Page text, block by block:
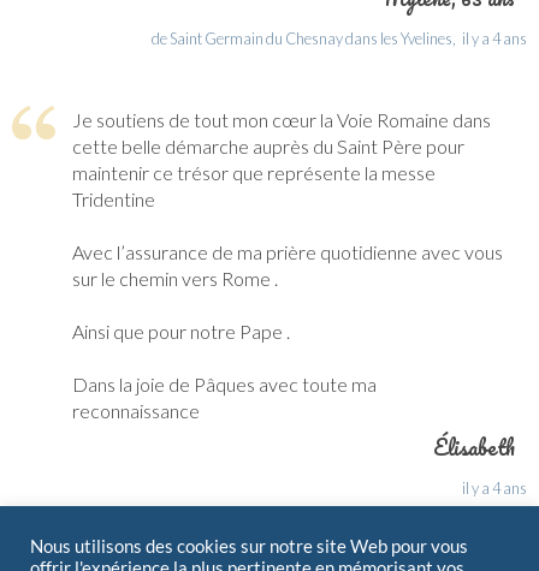
de Saint Germain du Chesnay dans les Yvelines, il y a 4 ans
Je soutiens de tout mon cœur la Voie Romaine dans
cette belle démarche auprès du Saint Père pour
maintenir ce trésor que représente la messe
Tridentine
Avec l’assurance de ma prière quotidienne avec vous
sur le chemin vers Rome .
Ainsi que pour notre Pape .
Dans la joie de Pâques avec toute ma
reconnaissance
Élisabeth
il y a 4 ans
Nous utilisons des cookies sur notre site Web pour vous